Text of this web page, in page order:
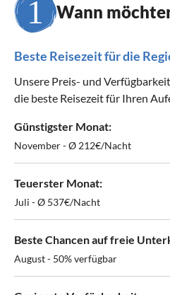
Wann
Beste Reisezeit für die
Unsere Preis- und
die beste Reisezeit für Ihren
Günstigster Monat:
November - Ø 212€/Nacht
Teuerster Monat:
Juli - Ø 537€/Nacht
Beste Chancen auf freie
August - 50% verfügbar